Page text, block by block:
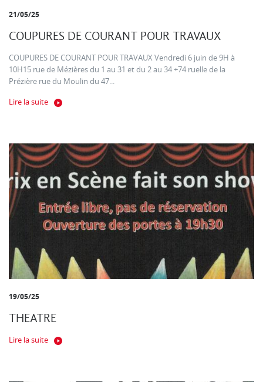
21/05/25
COUPURES DE COURANT POUR TRAVAUX
COUPURES DE COURANT POUR TRAVAUX Vendredi 6 juin de 9H à
10H15 rue de Mézières du 1 au 31 et du 2 au 34 +74 ruelle de la
Prézière rue du Moulin du 47...
Lire la suite
19/05/25
THEATRE
Lire la suite